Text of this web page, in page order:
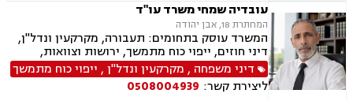
עובדיה שמחי משרד עו"ד
המחתרת 18, אבן יהודה
המשרד עוסק בתחומים: תעבורה, מקרקעין ונדל"ן,
דיני חוזים, ייפוי כוח מתמשך, ירושות וצוואות,
הסכמי ממון, אלימות במשפחה, מחיקת רישום פלילי
דיני משפחה , מקרקעין ונדל"ן, ייפוי כוח מתמשך
ליצירת קשר: 0508004939